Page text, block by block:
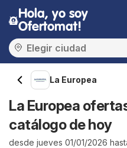
Hola, yo soy
Ofertomat!
La Europea
La Europea
catálogo de hoy
desde jueves 01/01/2026